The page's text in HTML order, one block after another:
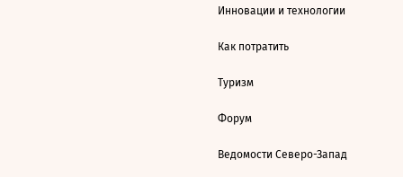
Инновации и технологии
Как потратить
Туризм
Форум
Ведомости Северо-Запад